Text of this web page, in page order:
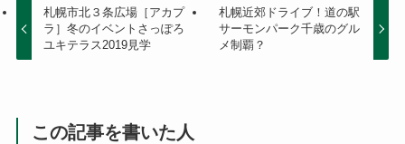
札幌市北３条広場［アカプ
ラ］冬のイベントさっぽろ
ユキテラス2019見学
札幌近郊ドライブ！道の駅
サーモンパーク千歳のグル
メ制覇？
この記事を書いた人